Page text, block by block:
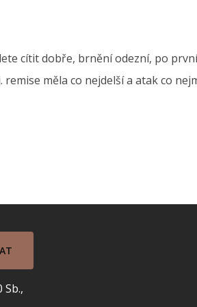
cítit dobře, brnění odezní, po
měla co nejdelší a atak co